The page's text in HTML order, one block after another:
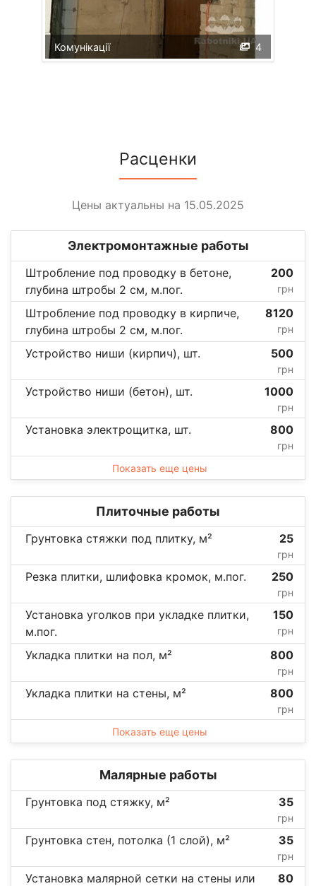
4
Комунікації
Расценки
Цены актуальны на 15.05.2025
Электромонтажные работы
Штробление под проводку в бетоне,
глубина штробы 2 см, м.пог.
200
грн
Штробление под проводку в кирпиче,
глубина штробы 2 см, м.пог.
8120
грн
Устройство ниши (кирпич), шт. 500
грн
Устройство ниши (бетон), шт. 1000
грн
Установка электрощитка, шт. 800
грн
Показать еще цены
Плиточные работы
Грунтовка стяжки под плитку, м² 25
грн
Резка плитки, шлифовка кромок, м.пог. 250
грн
Установка уголков при укладке плитки,
м.пог.
150
грн
Укладка плитки на пол, м² 800
грн
Укладка плитки на стены, м² 800
грн
Показать еще цены
Малярные работы
Грунтовка под стяжку, м² 35
грн
Грунтовка стен, потолка (1 слой), м² 35
грн
Установка малярной сетки на стены или
80